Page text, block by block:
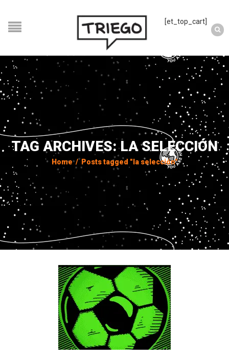
[et_top_cart]
TAG ARCHIVES: LA SELECCIÓN
Home / Posts tagged "la selección"